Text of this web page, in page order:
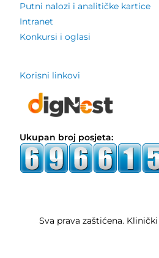
Putni nalozi i analitičke kartice
Intranet
Konkursi i oglasi
Korisni linkovi
Ukupan broj posjeta:
Sva prava zaštićena.